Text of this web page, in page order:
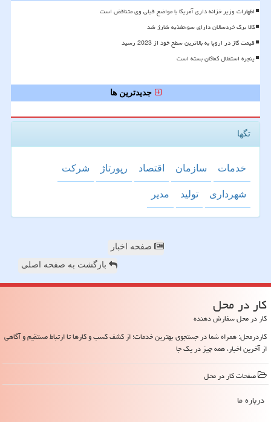
اظهارات وزیر خزانه داری آمریکا با مواضع قبلی وی متناقض است
کالا برگ خردسالان دارای سوءتغذیه شارژ شد
قیمت گاز در اروپا به بالاترین سطح خود از 2023 رسید
پنجره استقلال کماکان بسته است
جدیدترین ها
تگها
خدمات سازمان اقتصاد رپورتاژ شركت
شهرداری تولید مدیر
صفحه اخبار
بازگشت به صفحه اصلی
كار در محل
کار در محل سفارش دهنده
کاردرمحل: همراه شما در جستجوی بهترین خدمات؛ از کشف کسب و کارها تا ارتباط مستقیم و آگاهی
از آخرین اخبار، همه چیز در یک جا
صفحات كار در محل
درباره ما